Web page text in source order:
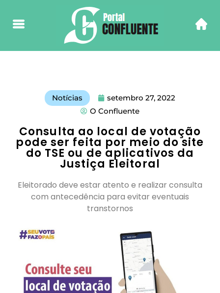
Notícias
setembro 27, 2022
O Confluente
Consulta ao local de votação
pode ser feita por meio do site
do TSE ou de aplicativos da
Justiça Eleitoral
Eleitorado deve estar atento e realizar consulta
com antecedência para evitar eventuais
transtornos